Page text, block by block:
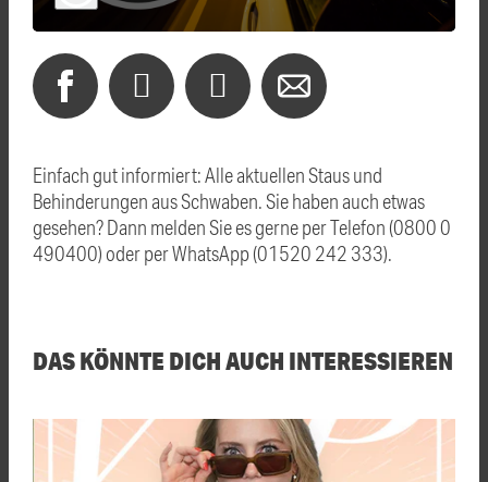
Einfach gut informiert: Alle aktuellen Staus und
Behinderungen aus Schwaben. Sie haben auch etwas
gesehen? Dann melden Sie es gerne per Telefon (0800 0
490400) oder per WhatsApp (01520 242 333).
DAS KÖNNTE DICH AUCH INTERESSIEREN